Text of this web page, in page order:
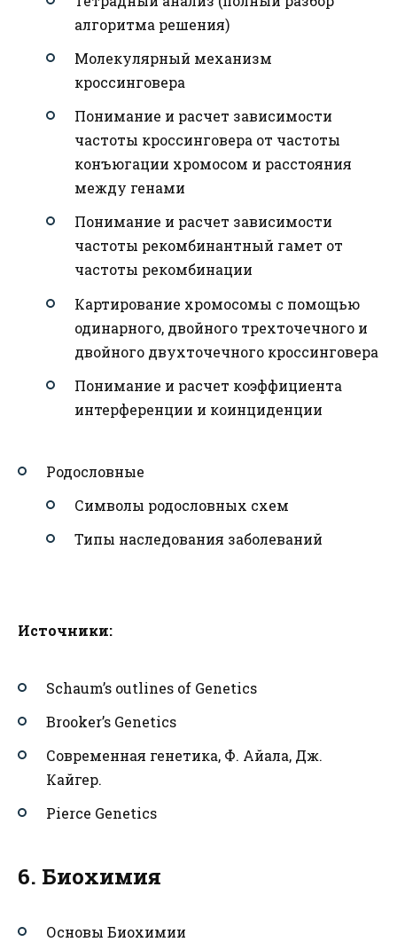
алгоритма решения)
Молекулярный механизм
кроссинговера
Понимание и расчет зависимости
частоты кроссинговера от частоты
конъюгации хромосом и расстояния
между генами
Понимание и расчет зависимости
частоты рекомбинантный гамет от
частоты рекомбинации
Картирование хромосомы с помощью
одинарного, двойного трехточечного и
двойного двухточечного кроссинговера
Понимание и расчет коэффициента
интерференции и коинциденции
Родословные
Символы родословных схем
Типы наследования заболеваний
Источники:
Schaum’s outlines of Genetics
Brooker’s Genetics
Современная генетика, Ф. Айала, Дж.
Кайгер.
Pierce Genetics
6. Биохимия
Основы Биохимии